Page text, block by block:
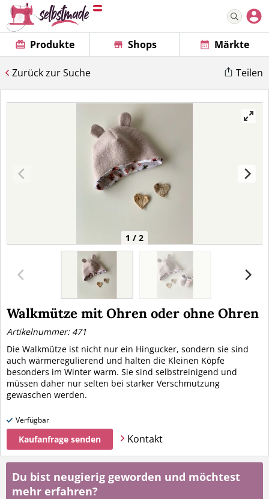
Produkte Shops Märkte
Zurück zur Suche Teilen
1 / 2
Walkmütze mit Ohren oder ohne Ohren
Artikelnummer: 471
Die Walkmütze ist nicht nur ein Hingucker, sondern sie sind
auch wärmeregulierend und halten die Kleinen Köpfe
besonders im Winter warm. Sie sind selbstreinigend und
müssen daher nur selten bei starker Verschmutzung
gewaschen werden.
Verfügbar
Kaufanfrage senden Kontakt
Du bist neugierig geworden und möchtest
mehr erfahren?